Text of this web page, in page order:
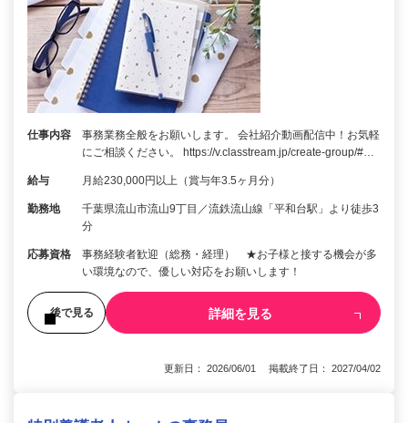
仕事内容
事務業務全般をお願いします。 会社紹介動画配信中！お気軽
にご相談ください。 https://v.classtream.jp/create-group/#…
給与 月給230,000円以上（賞与年3.5ヶ月分）
勤務地
千葉県流山市流山9丁目／流鉄流山線「平和台駅」より徒歩3
分
応募資格
事務経験者歓迎（総務・経理） ★お子様と接する機会が多
い環境なので、優しい対応をお願いします！
後で見る 詳細を見る
更新日： 2026/06/01 掲載終了日： 2027/04/02